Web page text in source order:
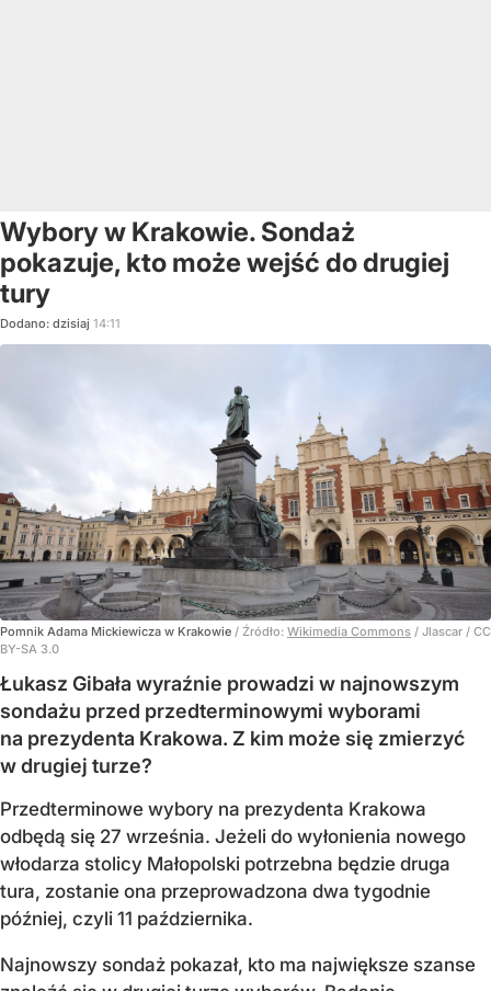
Wybory w Krakowie. Sondaż
pokazuje, kto może wejść do drugiej
tury
Dodano: dzisiaj 14:11
Pomnik Adama Mickiewicza w Krakowie / Źródło: Wikimedia Commons / Jlascar / CC
BY-SA 3.0
Łukasz Gibała wyraźnie prowadzi w najnowszym
sondażu przed przedterminowymi wyborami
na prezydenta Krakowa. Z kim może się zmierzyć
w drugiej turze?
Przedterminowe wybory na prezydenta Krakowa
odbędą się 27 września. Jeżeli do wyłonienia nowego
włodarza stolicy Małopolski potrzebna będzie druga
tura, zostanie ona przeprowadzona dwa tygodnie
później, czyli 11 października.
Najnowszy sondaż pokazał, kto ma największe szanse